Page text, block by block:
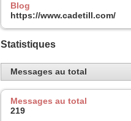
Blog
https://www.cadetill.com/
Statistiques
Messages au total
Messages au total
219